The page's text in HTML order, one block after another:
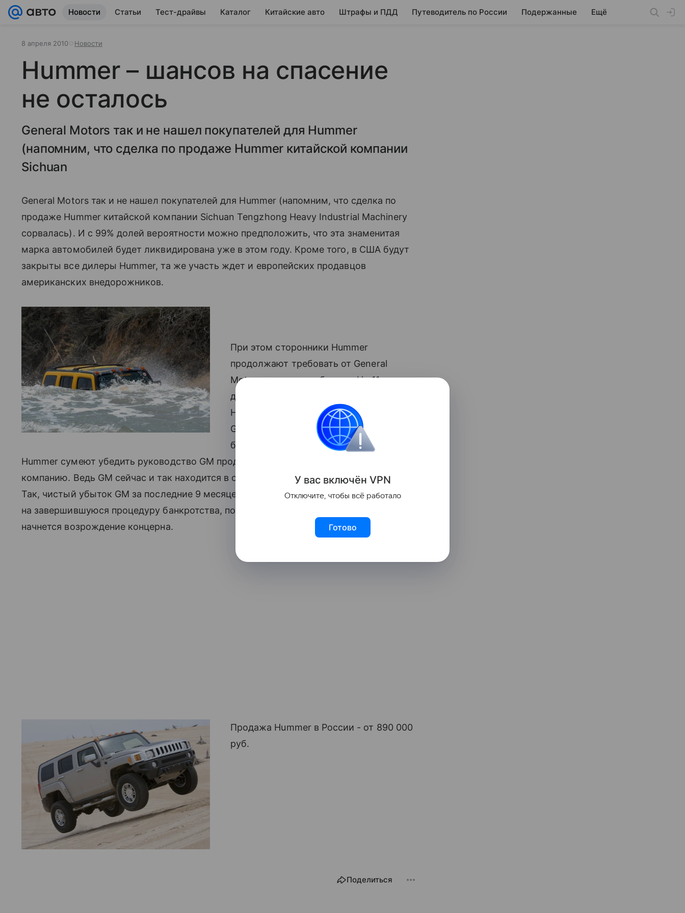
Новости Статьи Тест-драйвы Каталог Китайские авто Штрафы и ПДД Путеводитель по России Подержанные Ещё
8 апреля 2010 Новости
Hummer – шансов на спасение
не осталось
General Motors так и не нашел покупателей для Hummer
(напомним, что сделка по продаже Hummer китайской компании
Sichuan
General Motors так и не нашел покупателей для Hummer (напомним, что сделка по
продаже Hummer китайской компании Sichuan Tengzhong Heavy Industrial Machinery
сорвалась). И с 99% долей вероятности можно предположить, что эта знаменитая
марка автомобилей будет ликвидирована уже в этом году. Кроме того, в США будут
закрыты все дилеры Hummer, та же участь ждет и европейских продавцов
американских внедорожников.
При этом сторонники Hummer
продолжают требовать от General
Motors сохранения бренда. На 11 апреля
даже намечена акция в поддержку
Hummer, куда приглашено руководство
General Motors и Hummer. Однако есть
большие сомнения, что поклонники
Hummer сумеют убедить руководство GM продолжать инвестировать деньги в эту
компанию. Ведь GM сейчас и так находится в очень сложной финансовой ситуации.
Так, чистый убыток GM за последние 9 месяцев составил $4,3 млрд. И это несмотря
на завершившуюся процедуру банкротства, после которой, как предполагалось,
начнется возрождение концерна.
Продажа Hummer в России - от 890 000
руб.
Поделиться
У вас включён VPN
Отключите, чтобы всё работало
Готово